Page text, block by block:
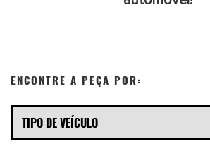
ENCONTRE A PEÇA POR: